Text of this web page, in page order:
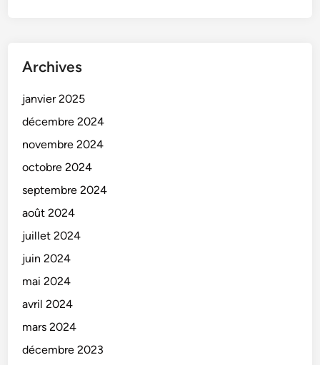
Archives
janvier 2025
décembre 2024
novembre 2024
octobre 2024
septembre 2024
août 2024
juillet 2024
juin 2024
mai 2024
avril 2024
mars 2024
décembre 2023